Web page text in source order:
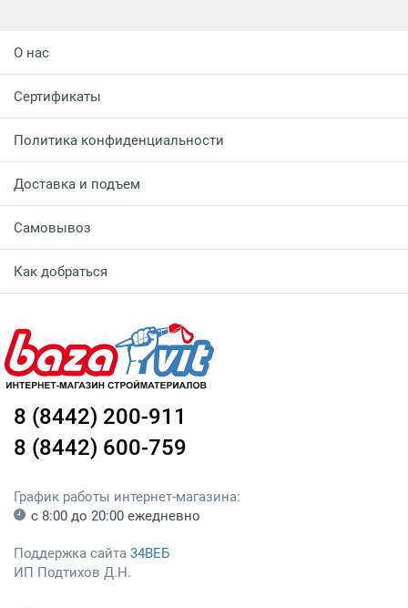
О нас
Сертификаты
Политика конфиденциальности
Доставка и подъем
Самовывоз
Как добраться
8 (8442) 200-911
8 (8442) 600-759
График работы интернет-магазина:
с 8:00 до 20:00 ежедневно
Поддержка сайта 34ВЕБ
ИП Подтихов Д.Н.